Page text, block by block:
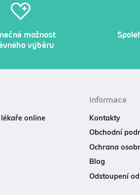
možnost
výběru
online
Informace
Kontakty
Obchodní
Ochrana
Blog
Odstoupení